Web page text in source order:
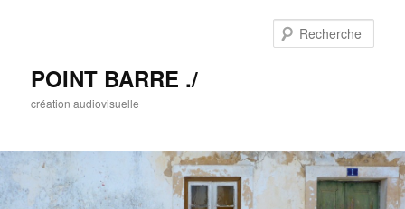
POINT BARRE ./
création audiovisuelle